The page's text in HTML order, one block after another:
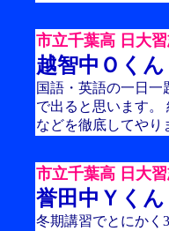
市立千葉高 日大
越智中Ｏくん
国語・英語の一日一
で出ると思います。
などを徹底してやり
市立千葉高 日大
誉田中Ｙくん
冬期講習でとにかく